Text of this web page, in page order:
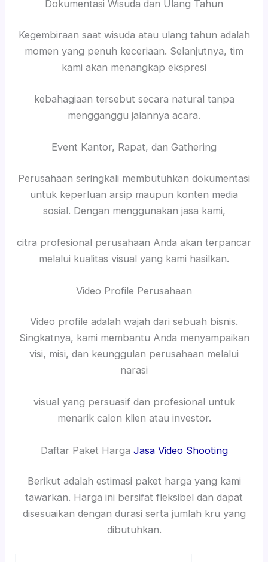
Dokumentasi Wisuda dan Ulang Tahun
Kegembiraan saat wisuda atau ulang tahun adalah
momen yang penuh keceriaan. Selanjutnya, tim
kami akan menangkap ekspresi
kebahagiaan tersebut secara natural tanpa
mengganggu jalannya acara.
Event Kantor, Rapat, dan Gathering
Perusahaan seringkali membutuhkan dokumentasi
untuk keperluan arsip maupun konten media
sosial. Dengan menggunakan jasa kami,
citra profesional perusahaan Anda akan terpancar
melalui kualitas visual yang kami hasilkan.
Video Profile Perusahaan
Video profile adalah wajah dari sebuah bisnis.
Singkatnya, kami membantu Anda menyampaikan
visi, misi, dan keunggulan perusahaan melalui
narasi
visual yang persuasif dan profesional untuk
menarik calon klien atau investor.
Daftar Paket Harga Jasa Video Shooting
Berikut adalah estimasi paket harga yang kami
tawarkan. Harga ini bersifat fleksibel dan dapat
disesuaikan dengan durasi serta jumlah kru yang
dibutuhkan.